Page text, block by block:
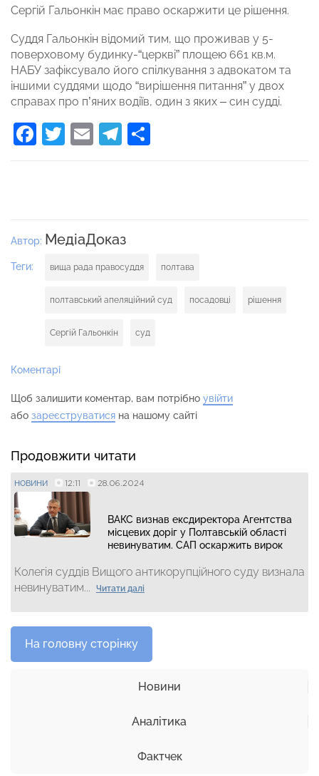
Сергій Гальонкін має право оскаржити це рішення.
Суддя Гальонкін відомий тим, що проживав у 5-
поверховому будинку-“церкві” площею 661 кв.м.
НАБУ зафіксувало його спілкування з адвокатом та
іншими суддями щодо “вирішення питання” у двох
справах про п’яних водіїв, один з яких – син судді.
Facebook
Twitter
EmailTelegram
Автор: МедіаДоказ
Теги: вища рада правосуддя полтава
полтавський апеляційний суд посадовці рішення
Сергій Гальонкін суд
Коментарі
Щоб залишити коментар, вам потрібно увійти
або зареєструватися на нашому сайті
Продовжити читати
НОВИНИ 12:11 28.06.2024
ВАКС визнав ексдиректора Агентства
місцевих доріг у Полтавській області
невинуватим. САП оскаржить вирок
Колегія суддів Вищого антикорупційного суду визнала
невинуватим...
Читати далі
На головну сторінку
Новини
Аналітика
Фактчек